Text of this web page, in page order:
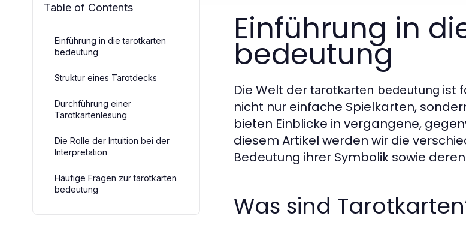
Table of Contents
Einführung in die tarotkarten
bedeutung
Struktur eines Tarotdecks
Durchführung einer
Tarotkartenlesung
Die Rolle der Intuition bei der
Interpretation
Häufige Fragen zur tarotkarten
bedeutung
Einführung in
bedeutung
Die Welt der tarotkarten bedeutung ist
nicht nur einfache Spielkarten,
bieten Einblicke in vergangene,
diesem Artikel werden wir die
Bedeutung ihrer Symbolik sowie
Was sind